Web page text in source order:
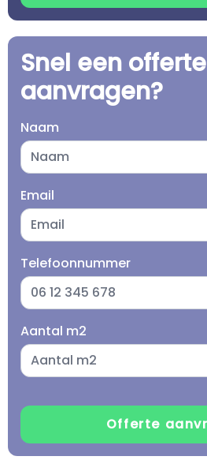
Snel een offerte
aanvragen?
Naam
Email
Telefoonnummer
Aantal m2